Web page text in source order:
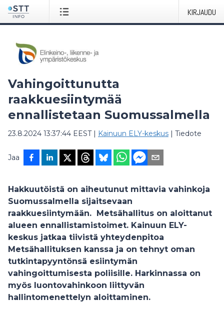
KIRJAUDU
Vahingoittunutta
raakkuesiintymää
ennallistetaan Suomussalmella
23.8.2024 13:37:44 EEST| Kainuun ELY-keskus | Tiedote
Jaa
Hakkuutöistä on aiheutunut mittavia vahinkoja
Suomussalmella sijaitsevaan
raakkuesiintymään. Metsähallitus on aloittanut
alueen ennallistamistoimet. Kainuun ELY-
keskus jatkaa tiivistä yhteydenpitoa
Metsähallituksen kanssa ja on tehnyt oman
tutkintapyyntönsä esiintymän
vahingoittumisesta poliisille. Harkinnassa on
myös luontovahinkoon liittyvän
hallintomenettelyn aloittaminen.